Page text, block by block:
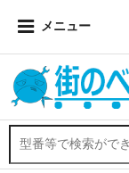
メニュー